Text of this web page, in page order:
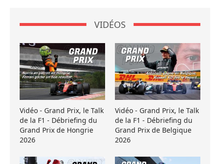
VIDÉOS
Vidéo - Grand Prix, le Talk
de la F1 - Débriefing du
Grand Prix de Hongrie
2026
Vidéo - Grand Prix, le Talk
de la F1 - Débriefing du
Grand Prix de Belgique
2026